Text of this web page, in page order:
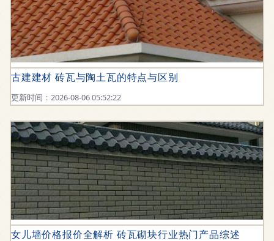
古建建材 砖瓦与陶土瓦的特点与区别
更新时间：2026-08-06 05:52:22
女儿墙价格报价全解析 砖瓦砌块行业热门产品综述